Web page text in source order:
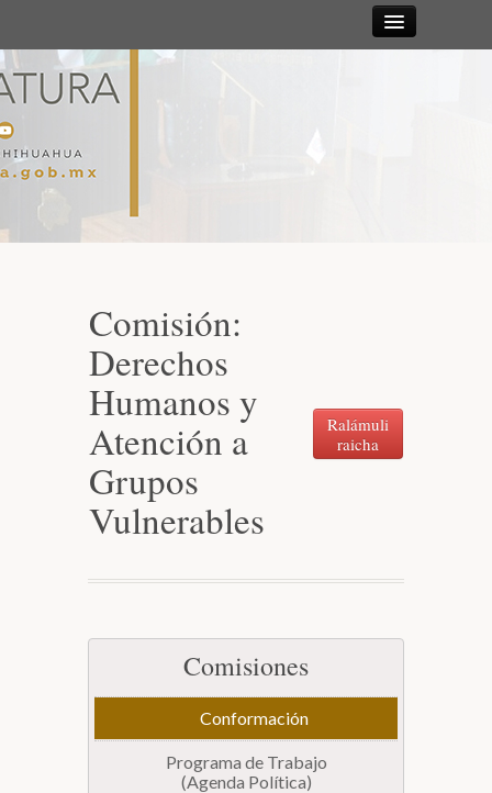
Mesa Directiva y Diputación Permanente
Junta de Coordinación Política
Biblioteca
Transparencia
Comisión:
Derechos
Humanos y
Atención a
Grupos
Vulnerables
Ralámuli
raicha
Comisiones
Conformación
Programa de Trabajo
(Agenda Política)